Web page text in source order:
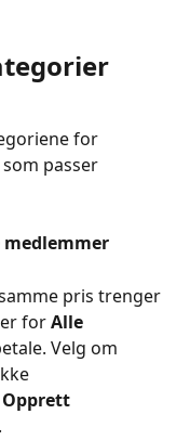
for
passer
medlemmer
pris trenger
for Alle
Velg om
Opprett
.